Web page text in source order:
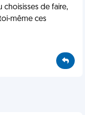
de faire,
même ces